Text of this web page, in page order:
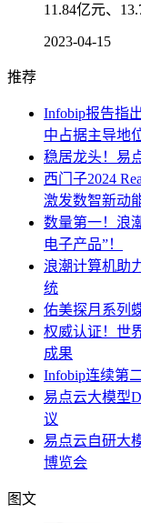
11.84亿元、
2023-04-15
推荐
Infobip报告指
中占据主导地
稳居龙头！易
西门子2024
激发数智新动
数量第一！浪
电子产品”！
浪潮计算机助
统
佑美探月系列
权威认证！世
成果
Infobip连续第
易点云大模型
议
易点云自研大
博览会
图文